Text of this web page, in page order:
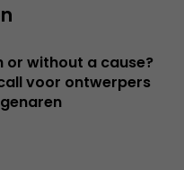
or without a cause?
voor ontwerpers